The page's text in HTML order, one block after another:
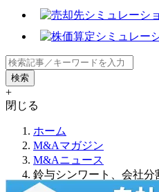
+
閉じる
ホーム
M&Aマガジン
M&Aニュース
鈴与シンワート、会社